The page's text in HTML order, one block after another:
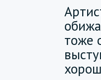
тоже